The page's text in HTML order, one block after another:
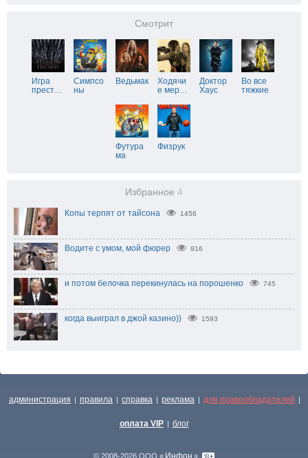
Смотрит
Игра
прест…
Симпсо
ны
Ведьмак
Ходячи
е мер…
Доктор
Хаус
Во все
тяжкие
Футура
ма
Физрук
Избранное 4
Копы терпят от тайсона 1456
Водите с умом, мой фюрер 916
и потом белочка перекинулась на порошенко 745
когда выиграл в джой казино)) 1593
администрация | правила | справка | реклама | для правообладателей |
оплата VIP | блог
© 2008-2026 ООО « Инфон »